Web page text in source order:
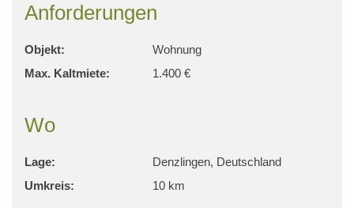
Anforderungen
Objekt:
Wohnung
Max. Kaltmiete:
1.400 €
Wo
Lage:
Denzlingen, Deutschland
Umkreis:
10 km